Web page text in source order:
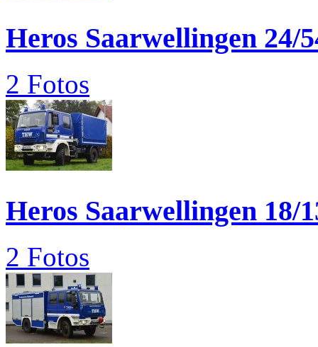
Heros Saarwellingen 24/
2 Fotos
Heros Saarwellingen 18/
2 Fotos